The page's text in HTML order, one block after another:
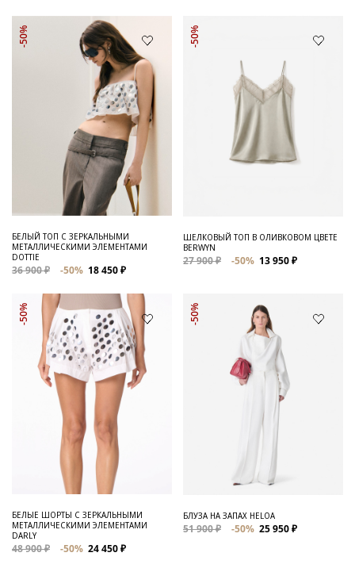
-50%
БЕЛЫЙ ТОП С ЗЕРКАЛЬНЫМИ
МЕТАЛЛИЧЕСКИМИ ЭЛЕМЕНТАМИ
DOTTIE
36 900 ₽ -50% 18 450 ₽
-50%
ШЕЛКОВЫЙ ТОП В ОЛИВКОВОМ ЦВЕТЕ
BERWYN
27 900 ₽ -50% 13 950 ₽
-50%
БЕЛЫЕ ШОРТЫ С ЗЕРКАЛЬНЫМИ
МЕТАЛЛИЧЕСКИМИ ЭЛЕМЕНТАМИ
DARLY
48 900 ₽ -50% 24 450 ₽
-50%
БЛУЗА НА ЗАПАХ HELOA
51 900 ₽ -50% 25 950 ₽